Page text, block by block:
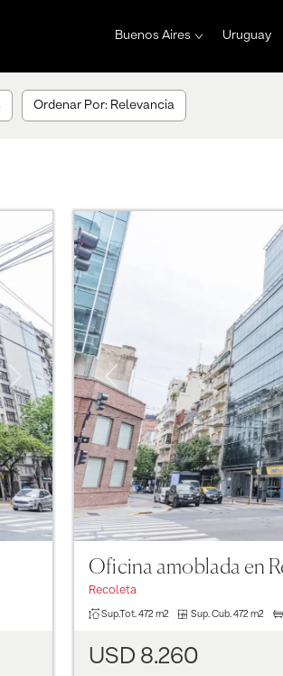
Buenos Aires Uruguay
Ordenar Por: Relevancia
Next Previous
Oficina amoblada en
Recoleta
Sup.Tot. 472 m2 Sup. Cub. 472 m2
USD 8.260